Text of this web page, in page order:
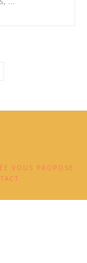
VOUS PROPOSE